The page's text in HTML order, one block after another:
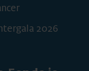
2026